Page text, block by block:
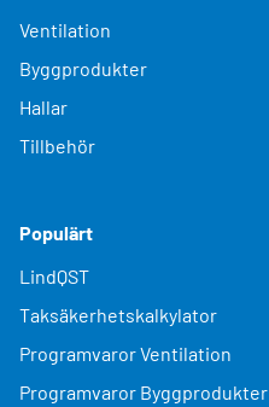
Ventilation
Byggprodukter
Hallar
Tillbehör
Populärt
LindQST
Taksäkerhetskalkylator
Programvaror Ventilation
Programvaror Byggprodukter